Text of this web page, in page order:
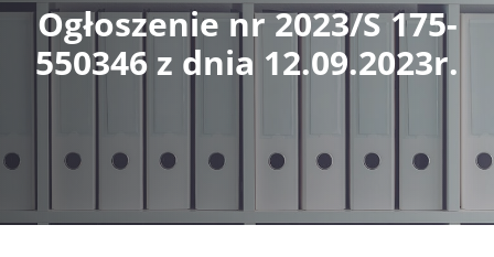
Ogłoszenie nr 2023/S 175-
550346 z dnia 12.09.2023r.